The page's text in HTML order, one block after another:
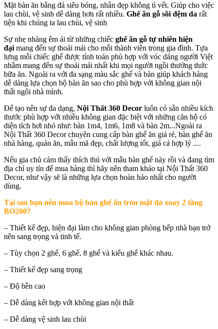
Mặt bàn ăn bằng đá siêu bóng, nhẵn đẹp không tì vết. Giúp cho việc
lau chùi, vệ sinh dễ dàng hơn rất nhiều. Ghế ăn gỗ sồi đệm da rất
tiện khi chúng ta lau chùi, vệ sinh
Sự nhẹ nhàng êm ái từ những chiếc ghế ăn gỗ tự nhiên hiện
đại mang đến sự thoải mái cho mỗi thành viên trong gia đình. Tựa
lưng mỗi chiếc ghế được tính toán phù hợp với vóc dáng người Việt
nhằm mang đến sự thoải mái nhất khi mọi người ngồi thưởng thức
bữa ăn. Ngoài ra với đa sạng màu sắc ghế và bàn giúp khách hàng
dễ dàng lựa chọn bộ bàn ăn sao cho phù hợp với không gian nội
thất ngôi nhà mình.
Để tạo nên sự đa dạng, Nội Thất 360 Decor luôn có sẵn nhiều kích
thước phù hợp với nhiều không gian đặc biệt với những căn hộ có
diện tích hơi nhỏ như: bàn 1m4, 1m6, 1m8 và bàn 2m...Ngoài ra
Nội Thất 360 Decor chuyên cung cấp bàn ghế ăn giá rẻ, bàn ghế ăn
nhà hàng, quán ăn, mẫu mã đẹp, chất lượng tốt, giá cả hợp lý ....
Nếu gia chủ cảm thấy thích thú với mẫu bàn ghế này rồi và đang tìm
địa chỉ uy tín để mua hàng thì hãy nên tham khảo tại Nội Thất 360
Decor, như vậy sẽ là những lựa chọn hoàn hảo nhất cho người
dùng.
Tại sao bạn nên mua bộ bàn ghế ăn tròn mặt đá xoay 2 tầng
BO200?
– Thiết kế đẹp, hiện đại làm cho không gian phòng bếp nhà bạn trở
nên sang trọng và tinh tế.
– Tùy chọn 2 ghế, 6 ghế, 8 ghế và kiểu ghế khác nhau.
– Thiết kế đẹp sang trọng
– Độ bền cao
– Dễ dàng kết hợp với không gian nội thất
– Dễ dàng vệ sinh lau chùi